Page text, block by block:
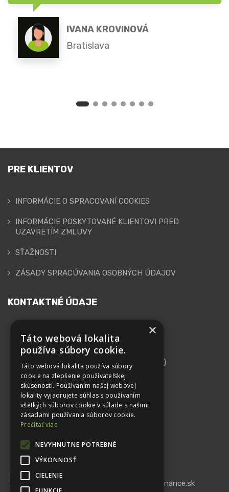
IVANA KROVINOVÁ
Bratislava
PRE KLIENTOV
INFORMÁCIE O SPRACOVANÍ COOKIES
INFORMÁCIE POSKYTOVANÉ KLIENTOVI PRED
UZAVRETÍM ZMLUVY
SŤAŽNOSTI
ZÁSADY SPRACÚVANIA OSOBNÝCH ÚDAJOV
KONTAKTNÉ ÚDAJE
Adresa
Kutlíkova 17 (Technopol, 10. Poschodie)
852 50 Bratislava
IČO: 44 102 879
DIČ: 2022615562
IČ DPH: SK2022615562
Telefón
+421 948 413 530
Email
office@gepardfinance.sk
info@gepardfinance.sk
×
Táto webová lokalita
používa súbory cookie.
Táto webová lokalita používa súbory
cookie na zlepšenie používateľskej
skúsenosti. Používaním našej webovej
lokality vyjadrujete súhlas s používaním
všetkých súborov cookie v súlade s našimi
zásadami používania súborov cookie.
Prečítať viac
NEVYHNUTNE POTREBNÉ
VÝKONNOSŤ
CIELENIE